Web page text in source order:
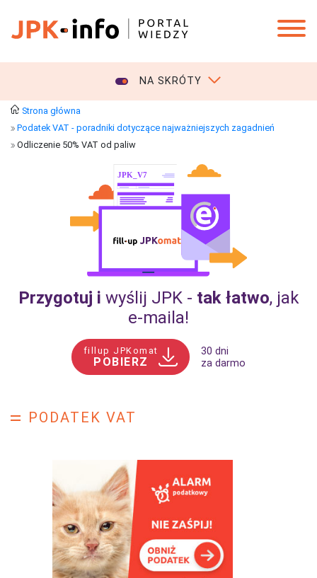
NA SKRÓTY
Strona główna
Podatek VAT - poradniki dotyczące najważniejszych zagadnień
Odliczenie 50% VAT od paliw
Przygotuj i wyślij JPK - tak łatwo, jak
e‑maila!
fillup JPKomat
POBIERZ
30 dni
za darmo
PODATEK VAT